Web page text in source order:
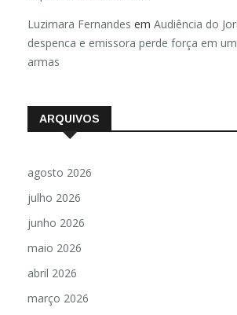
Luzimara Fernandes em Audiência do
despenca e emissora perde força em
armas
ARQUIVOS
agosto 2026
julho 2026
junho 2026
maio 2026
abril 2026
março 2026